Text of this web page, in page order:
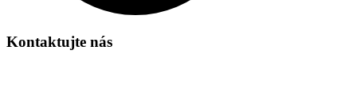
Kontaktujte nás